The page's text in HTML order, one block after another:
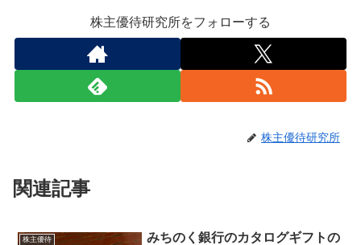
株主優待研究所をフォローする
株主優待研究所
関連記事
株主優待
みちのく銀行のカタログギフトの